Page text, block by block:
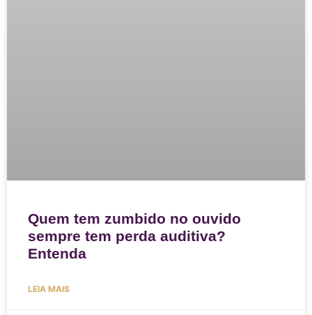
Quem tem zumbido no ouvido
sempre tem perda auditiva?
Entenda
LEIA MAIS